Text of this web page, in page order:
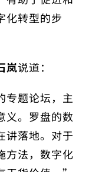
化转型的步
岚说道：
专题论坛，主
义。罗盘的数
讲落地。对于
方法，数字化